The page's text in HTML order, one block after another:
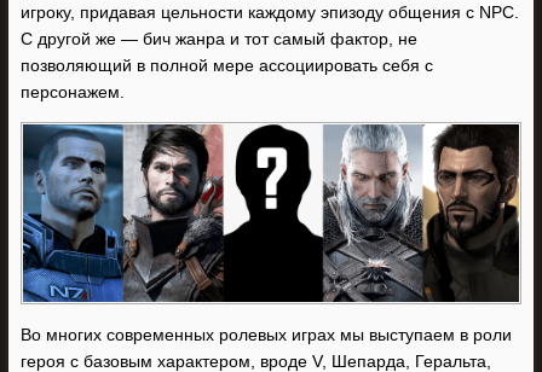
игроку, придавая цельности каждому эпизоду общения с NPC.
С другой же — бич жанра и тот самый фактор, не
позволяющий в полной мере ассоциировать себя с
персонажем.
Во многих современных ролевых играх мы выступаем в роли
героя с базовым характером, вроде V, Шепарда, Геральта,